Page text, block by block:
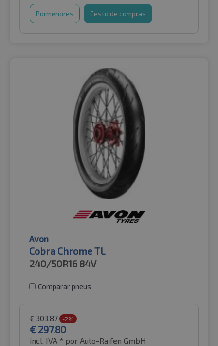
Pormenores Cesto de compras
Avon
Cobra Chrome TL
240/50R16 84V
Comparar pneus
€ 303.87 -2%
€ 297.80
incl. IVA * por Auto-Raifen GmbH